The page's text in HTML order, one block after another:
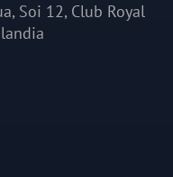
Soi 12, Club Royal